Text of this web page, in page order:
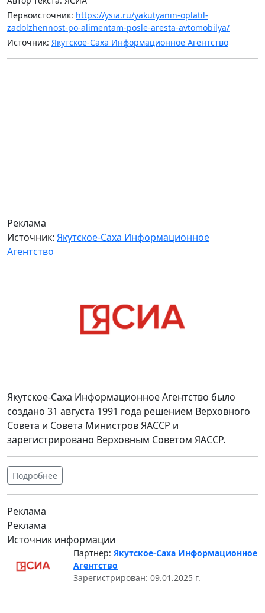
Первоисточник: https://ysia.ru/yakutyanin-oplatil-
zadolzhennost-po-alimentam-posle-aresta-avtomobilya/
Источник: Якутское-Саха Информационное Агентство
Реклама
Источник: Якутское-Саха Информационное
Агентство
Якутское-Саха Информационное Агентство было
создано 31 августа 1991 года решением Верховного
Совета и Совета Министров ЯАССР и
зарегистрировано Верховным Советом ЯАССР.
Подробнее
Реклама
Реклама
Источник информации
Партнёр: Якутское-Саха Информационное
Агентство
Зарегистрирован: 09.01.2025 г.